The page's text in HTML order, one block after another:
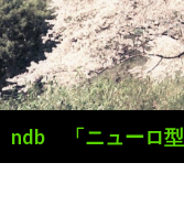
索